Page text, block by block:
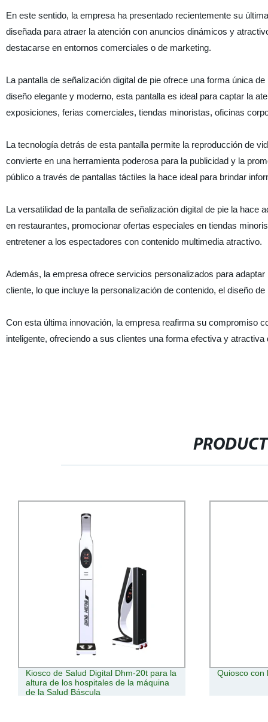
En este sentido, la empresa ha presentado recientemente su
diseñada para atraer la atención con anuncios dinámicos y
destacarse en entornos comerciales o de marketing.
La pantalla de señalización digital de pie ofrece una forma única
diseño elegante y moderno, esta pantalla es ideal para captar la
exposiciones, ferias comerciales, tiendas minoristas, oficinas
La tecnología detrás de esta pantalla permite la reproducción de
convierte en una herramienta poderosa para la publicidad y la
público a través de pantallas táctiles la hace ideal para brindar
La versatilidad de la pantalla de señalización digital de pie la
en restaurantes, promocionar ofertas especiales en tiendas
entretener a los espectadores con contenido multimedia atractivo.
Además, la empresa ofrece servicios personalizados para
cliente, lo que incluye la personalización de contenido, el diseño
Con esta última innovación, la empresa reafirma su compromiso
inteligente, ofreciendo a sus clientes una forma efectiva y
Kiosco de Salud Digital Dhm-20t para la
altura de los hospitales de la máquina
de la Salud Báscula
Quiosco con